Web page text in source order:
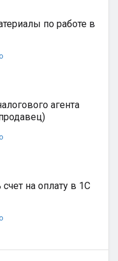
по работе в
агента
на оплату в 1С